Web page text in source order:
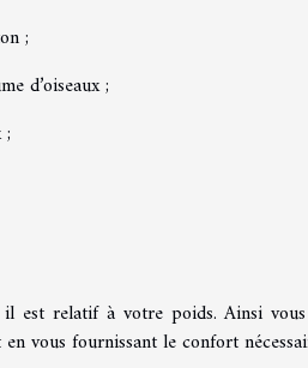
;
;
il est relatif à votre poids. Ainsi
vous fournissant le confort